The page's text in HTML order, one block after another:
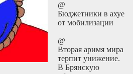
@
Бюджетники в ахуе
от мобилизации
@
Вторая аримя мира
терпит унижение.
В Брянскую